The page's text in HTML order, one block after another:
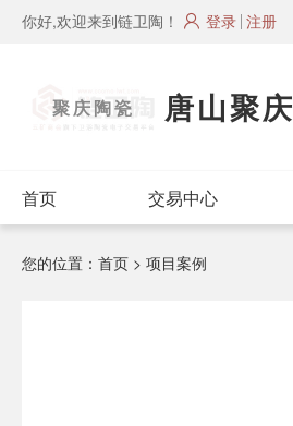
你好,欢迎来到链卫陶！ 登录 注册
聚庆陶瓷 唐山聚
首页 交易中心
您的位置： 首页 > 项目案例